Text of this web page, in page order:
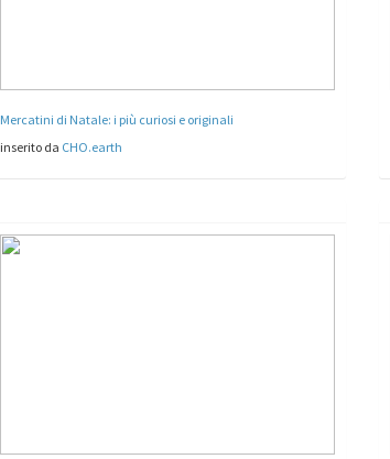
Mercatini di Natale: i più curiosi e originali
inserito da CHO.earth